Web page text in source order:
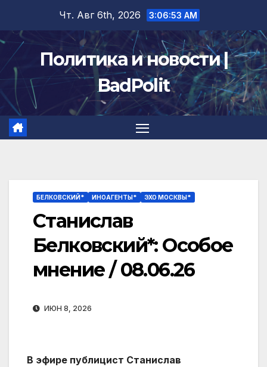
содержимому
Чт. Авг 6th, 2026 3:06:54 AM
Политика и новости |
BadPolit
БЕЛКОВСКИЙ* ИНОАГЕНТЫ* ЭХО МОСКВЫ*
Станислав
Белковский*: Особое
мнение / 08.06.26 ‪
ИЮН 8, 2026
В эфире публицист Станислав